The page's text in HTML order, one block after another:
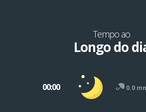
Tempo ao
Longo do
00:00 0.0